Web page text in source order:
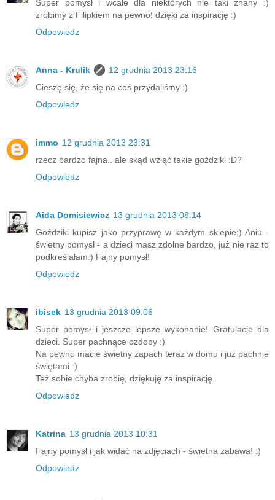
Super pomysł i wcale dla niektórych nie taki znany :)
zrobimy z Filipkiem na pewno! dzięki za inspirację :)
Odpowiedz
Anna - Krulik
12 grudnia 2013 23:16
Cieszę się, że się na coś przydaliśmy :)
Odpowiedz
immo 12 grudnia 2013 23:31
rzecz bardzo fajna.. ale skąd wziąć takie goździki :D?
Odpowiedz
Aida Domisiewicz 13 grudnia 2013 08:14
Goździki kupisz jako przyprawę w każdym sklepie:) Aniu -
świetny pomysł - a dzieci masz zdolne bardzo, już nie raz to
podkreślałam:) Fajny pomysł!
Odpowiedz
ibisek 13 grudnia 2013 09:06
Super pomysł i jeszcze lepsze wykonanie! Gratulacje dla
dzieci. Super pachnące ozdoby :)
Na pewno macie świetny zapach teraz w domu i już pachnie
świętami :)
Też sobie chyba zrobię, dziękuję za inspirację.
Odpowiedz
Katrina 13 grudnia 2013 10:31
Fajny pomysł i jak widać na zdjęciach - świetna zabawa! :)
Odpowiedz